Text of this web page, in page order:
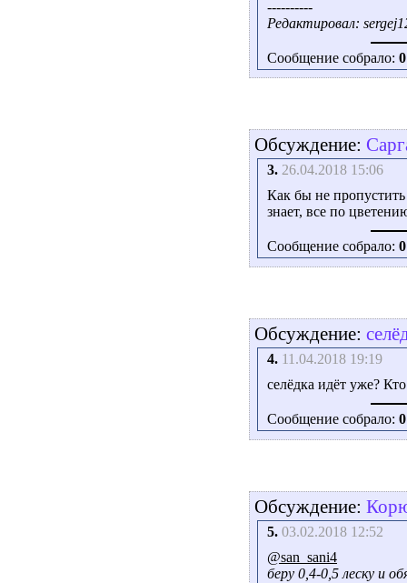
----------
Редактировал:
Сообщение собрало: 0
Обсуждение:
3. 26.04.2018 15:06
Как бы не пропустить
знает, все по
Сообщение собрало: 0
Обсуждение:
4. 11.04.2018 19:19
селёдка идёт уже?
Сообщение собрало: 0
Обсуждение:
5. 03.02.2018 12:52
@san_sani4
беру 0,4-0,5 леску и